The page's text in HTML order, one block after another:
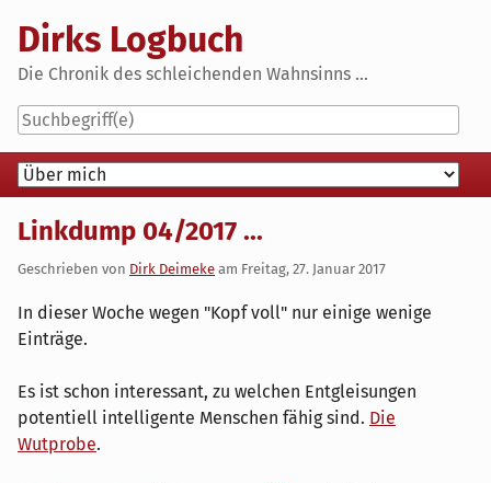
content
Dirks Logbuch
Die Chronik des schleichenden Wahnsinns ...
Navigation
Linkdump 04/2017 ...
Geschrieben von Dirk Deimeke am Freitag, 27. Januar 2017
In dieser Woche wegen "Kopf voll" nur einige wenige
Einträge.
Es ist schon interessant, zu welchen Entgleisungen
potentiell intelligente Menschen fähig sind. Die
Wutprobe.